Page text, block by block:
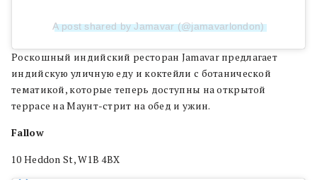
A post shared by Jamavar (@jamavarlondon)
Роскошный индийский ресторан Jamavar предлагает
индийскую уличную еду и коктейли с ботанической
тематикой, которые теперь доступны на открытой
террасе на Маунт-стрит на обед и ужин.
Fallow
10 Heddon St, W1B 4BX